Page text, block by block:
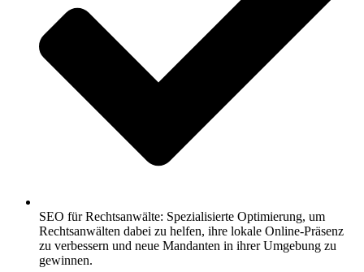
SEO für Rechtsanwälte: Spezialisierte Optimierung, um
Rechtsanwälten dabei zu helfen, ihre lokale Online-Präsenz
zu verbessern und neue Mandanten in ihrer Umgebung zu
gewinnen.